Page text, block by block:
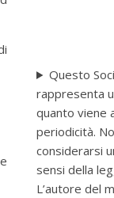
Questo
rappresenta
quanto viene
periodicità.
considerarsi
sensi della
L’autore del